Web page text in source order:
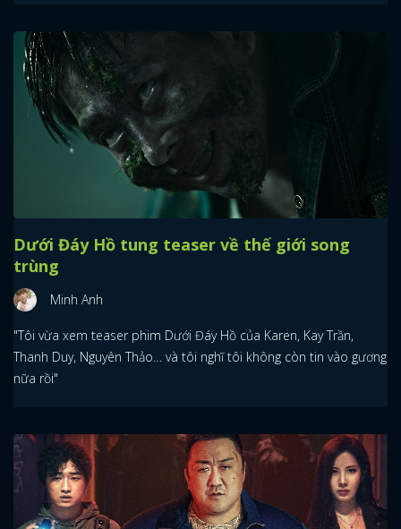
Dưới Đáy Hồ tung teaser về thế giới song
trùng
Minh Anh
"Tôi vừa xem teaser phim Dưới Đáy Hồ của Karen, Kay Trần,
Thanh Duy, Nguyên Thảo… và tôi nghĩ tôi không còn tin vào gương
nữa rồi"